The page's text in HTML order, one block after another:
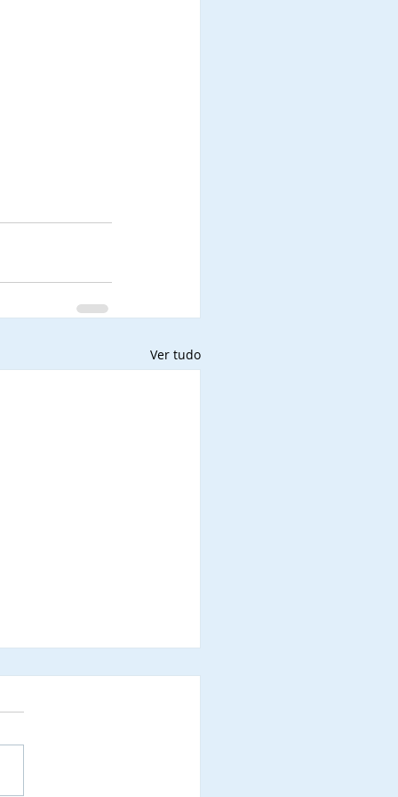
Ver tudo